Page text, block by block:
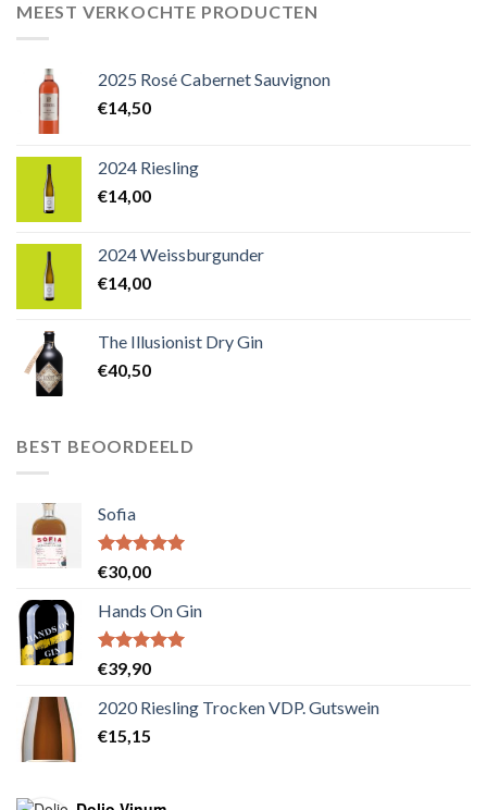
MEEST VERKOCHTE PRODUCTEN
2025 Rosé Cabernet Sauvignon
€14,50
2024 Riesling
€14,00
2024 Weissburgunder
€14,00
The Illusionist Dry Gin
€40,50
BEST BEOORDEELD
Sofia
Waardering
5.00uit 5
€30,00
Hands On Gin
Waardering
5.00uit 5
€39,90
2020 Riesling Trocken VDP. Gutswein
€15,15